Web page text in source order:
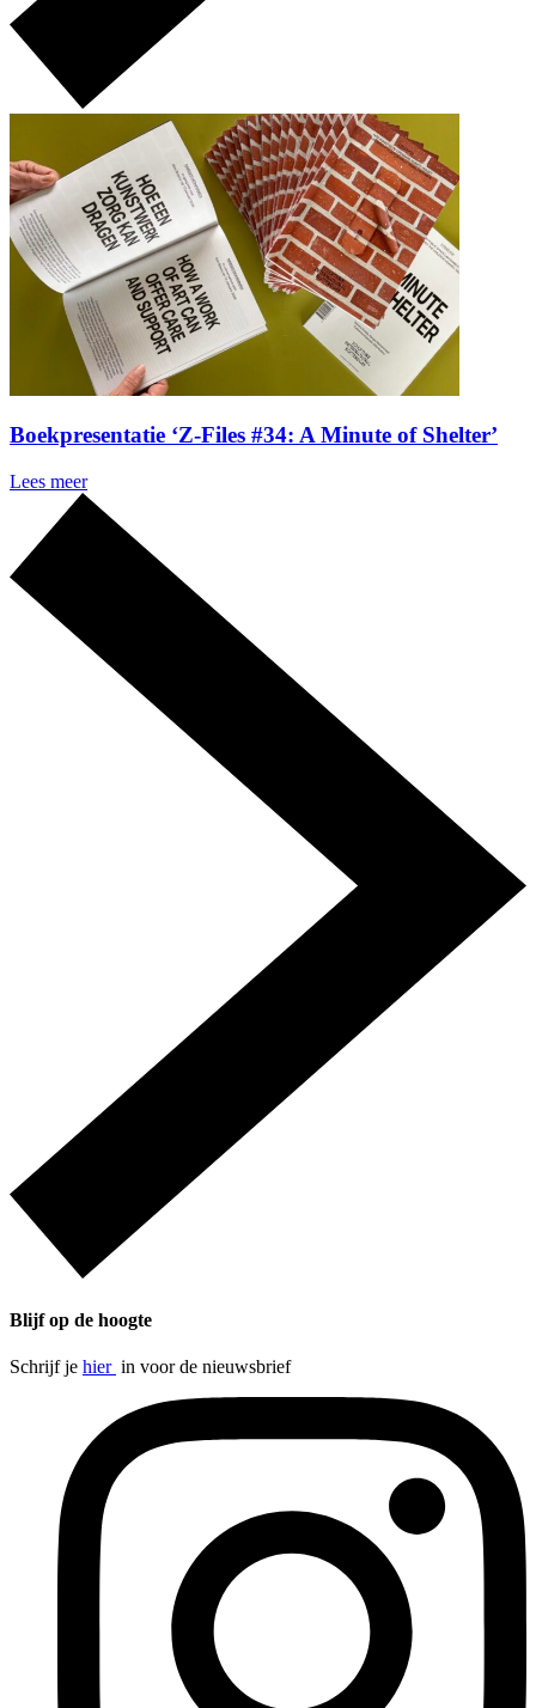
Boekpresentatie ‘Z-Files #34: A Minute of Shelter’
Lees meer
Blijf op de hoogte
Schrijf je hier in voor de nieuwsbrief